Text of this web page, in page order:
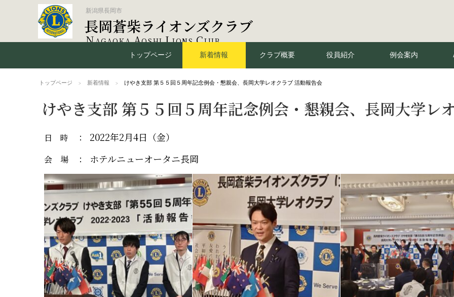
新潟県長岡市
長岡蒼柴ライオンズクラブ
NAGAOKAAOSHILIONSCLUB
トップページ 新着情報 クラブ概要 役員紹介 例会案内
トップページ 新着情報 けやき支部 第５５回５周年記念例会・懇親会、長岡大学レオクラブ 活動報告会
けやき支部 第５５回５周年記念例会・懇親会、長岡大学レ
日時 ： 2022年2月4日（金）
会場 ： ホテルニューオータニ長岡